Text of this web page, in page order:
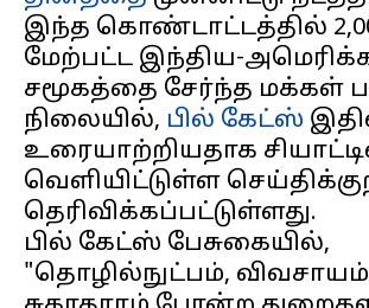
இந்த கொண்டாட்டத்தில்
மேற்பட்ட இந்திய-
சமூகத்தை சேர்ந்த மக்கள்
நிலையில், பில் கேட்ஸ்
உரையாற்றியதாக
வெளியிட்டுள்ள
தெரிவிக்கப்பட்டுள்ளது.
பில் கேட்ஸ் பேசுகையில்,
"தொழில்நுட்பம்,